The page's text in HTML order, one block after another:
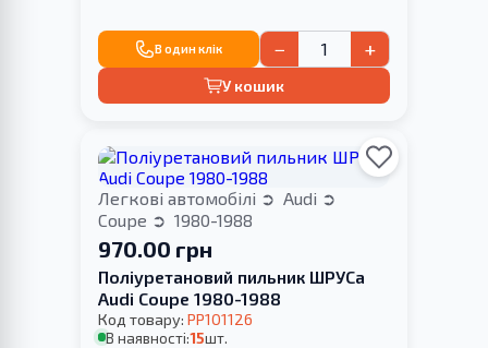
В один клік − +
У кошик
Легкові автомобілі
Audi
Coupe
1980-1988
970.00 грн
Поліуретановий пильник ШРУСа
Audi Coupe 1980-1988
Код товару: PP101126
В наявності:15шт.